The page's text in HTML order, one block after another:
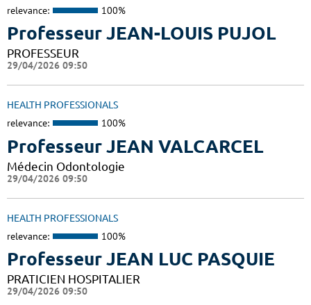
relevance: 100%
Professeur JEAN-LOUIS PUJOL
PROFESSEUR
29/04/2026 09:50
HEALTH PROFESSIONALS
relevance: 100%
Professeur JEAN VALCARCEL
Médecin Odontologie
29/04/2026 09:50
HEALTH PROFESSIONALS
relevance: 100%
Professeur JEAN LUC PASQUIE
PRATICIEN HOSPITALIER
29/04/2026 09:50